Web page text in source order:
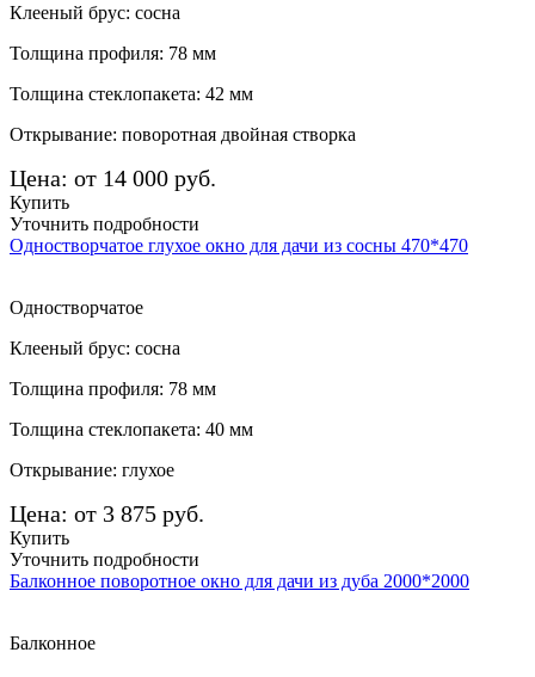
Клееный брус: сосна
Толщина профиля: 78 мм
Толщина стеклопакета: 42 мм
Открывание: поворотная двойная створка
Цена: от 14 000 руб.
Купить
Уточнить подробности
Одностворчатое глухое окно для дачи из сосны 470*470
Одностворчатое
Клееный брус: сосна
Толщина профиля: 78 мм
Толщина стеклопакета: 40 мм
Открывание: глухое
Цена: от 3 875 руб.
Купить
Уточнить подробности
Балконное поворотное окно для дачи из дуба 2000*2000
Балконное